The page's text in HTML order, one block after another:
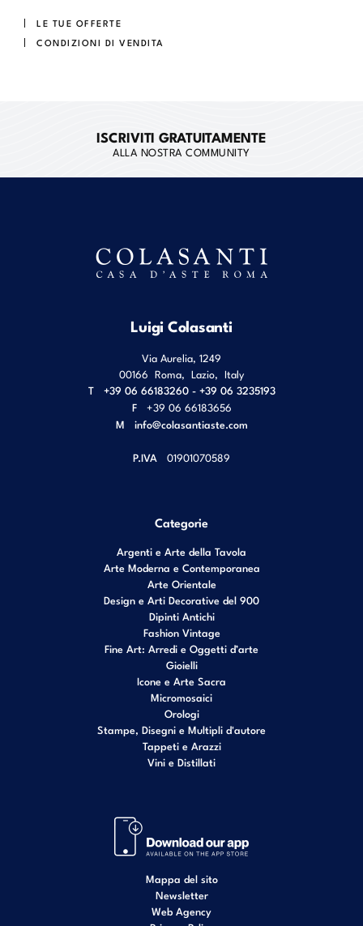
LE TUE OFFERTE
CONDIZIONI DI VENDITA
ISCRIVITI GRATUITAMENTE
ALLA NOSTRA COMMUNITY
Luigi Colasanti
Via Aurelia, 1249
00166 Roma Lazio Italy
T
+39 06 66183260 - +39 06 3235193
F
+39 06 66183656
M info@colasantiaste.com
P.IVA 01901070589
Categorie
Argenti e Arte della Tavola
Arte Moderna e Contemporanea
Arte Orientale
Design e Arti Decorative del 900
Dipinti Antichi
Fashion Vintage
Fine Art: Arredi e Oggetti d’arte
Gioielli
Icone e Arte Sacra
Micromosaici
Orologi
Stampe, Disegni e Multipli d'autore
Tappeti e Arazzi
Vini e Distillati
Mappa del sito
Newsletter
Web Agency